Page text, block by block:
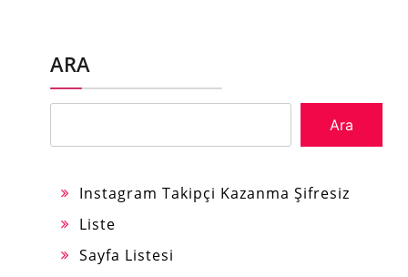
ARA
Ara
Instagram Takipçi Kazanma Şifresiz
Liste
Sayfa Listesi